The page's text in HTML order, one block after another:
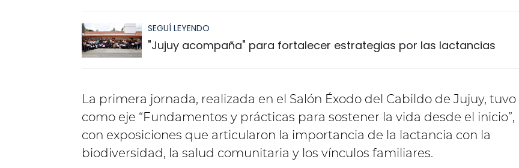
SEGUÍ LEYENDO
"Jujuy acompaña" para fortalecer estrategias por las lactancias
La primera jornada, realizada en el Salón Éxodo del Cabildo de Jujuy, tuvo
como eje “Fundamentos y prácticas para sostener la vida desde el inicio”,
con exposiciones que articularon la importancia de la lactancia con la
biodiversidad, la salud comunitaria y los vínculos familiares.